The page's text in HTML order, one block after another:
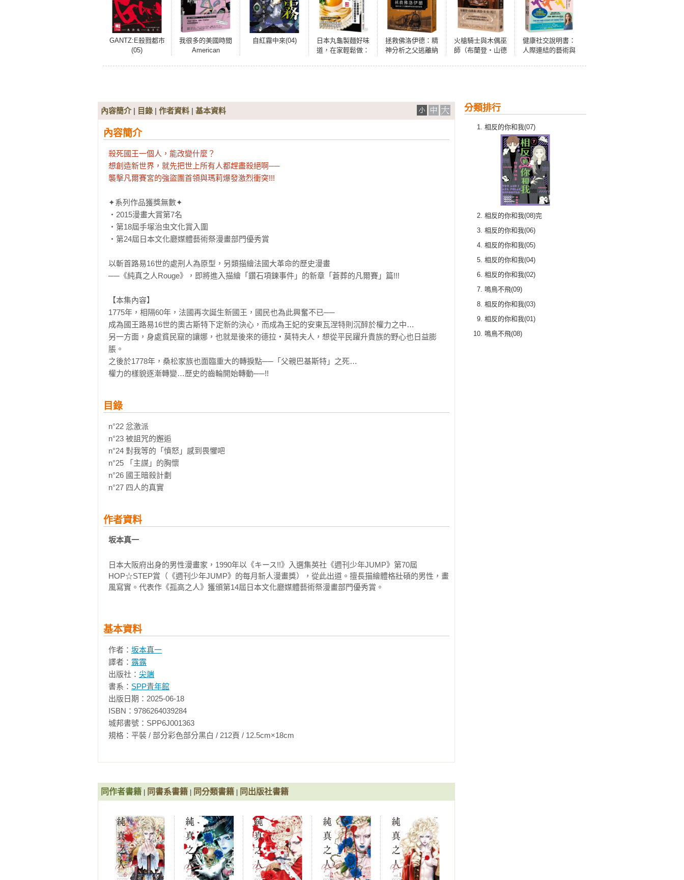
GANTZ:E殺戮都市
(05)
我很多的美國時間
American
自紅霧中來(04)
日本丸龜製麵好味
道，在家輕鬆做：
拯救佛洛伊德：精
神分析之父逃離納
火槍騎士與木偶巫
師（布蘭登・山德
法冒險故事集）
健康社交說明書：
人際連結的藝術與
分類排行
相反的你和我(07)
相反的你和我(08)完
相反的你和我(06)
相反的你和我(05)
相反的你和我(04)
相反的你和我(02)
鳴鳥不飛(09)
相反的你和我(03)
相反的你和我(01)
鳴鳥不飛(08)
內容簡介| 目錄 | 作者資料 | 基本資料
內容簡介
殺死國王一個人，能改變什麼？
想創造新世界，就先把世上所有人都趕盡殺絕啊──
襲擊凡爾賽宮的強盜團首領與瑪莉爆發激烈衝突!!!
✦系列作品獲獎無數✦
・2015漫畫大賞第7名
・第18屆手塚治虫文化賞入圍
・第24屆日本文化廳媒體藝術祭漫畫部門優秀賞
以斬首路易16世的處刑人為原型，另類描繪法國大革命的歷史漫畫
──《純真之人Rouge》，即將進入描繪「鑽石項鍊事件」的新章「蒼葬的凡爾賽」篇!!!
【本集內容】
1775年，相隔60年，法國再次誕生新國王，國民也為此興奮不已──
成為國王路易16世的奧古斯特下定新的決心，而成為王妃的安東瓦涅特則沉醉於權力之中…
另一方面，身處貧民窟的讓娜，也就是後來的德拉‧莫特夫人，想從平民躍升貴族的野心也日益膨
脹。
之後於1778年，桑松家族也面臨重大的轉捩點──「父親巴基斯特」之死…
權力的樣貌逐漸轉變…歷史的齒輪開始轉動──!!
目錄
n°22 忿激派
n°23 被詛咒的邂逅
n°24 對我等的「憤怒」感到畏懼吧
n°25 「主謀」的胸懷
n°26 國王暗殺計劃
n°27 四人的真實
作者資料
坂本真一
日本大阪府出身的男性漫畫家，1990年以《キース!!》入選集英社《週刊少年JUMP》第70屆
HOP☆STEP賞（《週刊少年JUMP》的每月新人漫畫獎），從此出道。擅長描繪體格壯碩的男性，畫
風寫實。代表作《孤高之人》獲頒第14屆日本文化廳媒體藝術祭漫畫部門優秀賞。
基本資料
作者： 坂本真一
譯者： 露露
出版社： 尖端
書系： SPP青年館
出版日期：2025-06-18
ISBN：9786264039284
城邦書號：SPP6J001363
規格：平裝 / 部分彩色部分黑白 / 212頁 / 12.5cm×18cm
同作者書籍 同書系書籍 同分類書籍 同出版社書籍